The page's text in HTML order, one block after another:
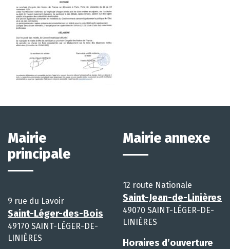
Mairie
principale
9 rue du Lavoir
Saint-Léger-des-Bois
49170 SAINT-LÉGER-DE-
LINIÈRES
Mairie annexe
12 route Nationale
Saint-Jean-de-Linières
49070 SAINT-LÉGER-DE-
LINIÈRES
Horaires d’ouverture